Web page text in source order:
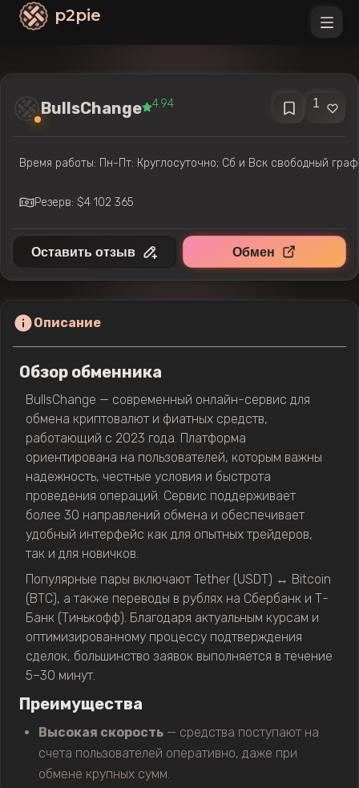
p2pie
BullsChange 4.94 1
Время работы: Пн-Пт: Круглосуточно; Сб и Вск свободный
Резерв: $4 102 365
Оставить отзыв Обмен
Описание
Обзор обменника
BullsChange — современный онлайн-сервис для
обмена криптовалют и фиатных средств,
работающий с 2023 года. Платформа
ориентирована на пользователей, которым важны
надежность, честные условия и быстрота
проведения операций. Сервис поддерживает
более 30 направлений обмена и обеспечивает
удобный интерфейс как для опытных трейдеров,
так и для новичков.
Популярные пары включают Tether (USDT) ↔ Bitcoin
(BTC), а также переводы в рублях на Сбербанк и Т-
Банк (Тинькофф). Благодаря актуальным курсам и
оптимизированному процессу подтверждения
сделок, большинство заявок выполняется в течение
5–30 минут.
Преимущества
Высокая скорость — средства поступают на
счета пользователей оперативно, даже при
обмене крупных сумм.